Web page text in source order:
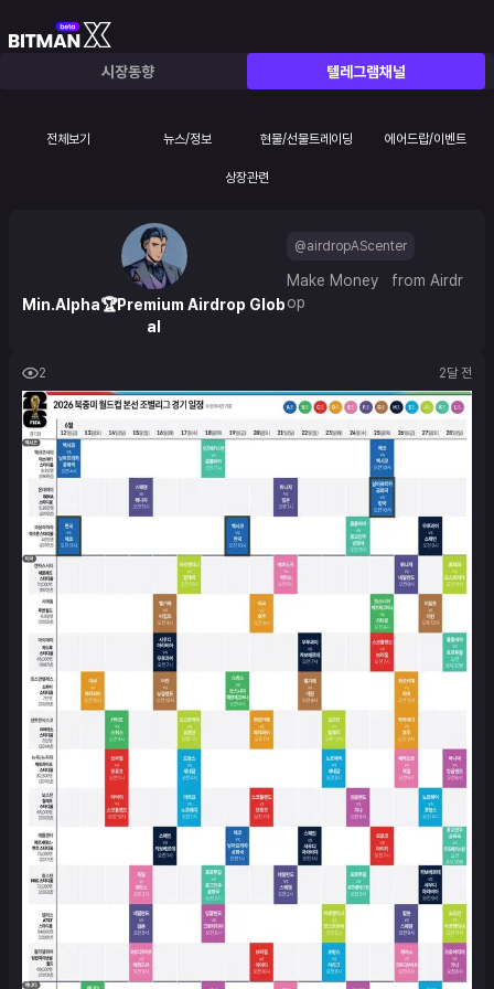
시장동향 텔레그램채널
전체보기 뉴스/정보 현물/선물트레이딩 에어드랍/이벤트
상장관련
2 2달 전
Min.Alpha🏆Premium Airdrop Glob
al
@airdropAScenter
Make Money   from Airdr
op